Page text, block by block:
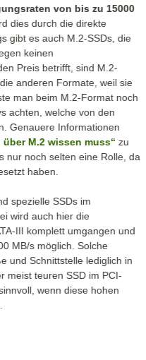
von bis zu 15000
dies durch die direkte
gibt es auch M.2-SSDs, die
keinen
Preis betrifft, sind M.2-
anderen Formate, weil sie
man beim M.2-Format noch
achten, welche von den
Genauere Informationen
über M.2 wissen muss“ zu
nur noch selten eine Rolle, da
haben.
spezielle SSDs im
wird auch hier die
III komplett umgangen und
MB/s möglich. Solche
und Schnittstelle lediglich in
meist teuren SSD im PCI-
wenn diese hohen